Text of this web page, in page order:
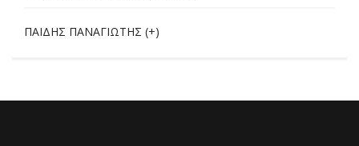
ΠΑΙΔΗΣ ΠΑΝΑΓΙΩΤΗΣ (+)